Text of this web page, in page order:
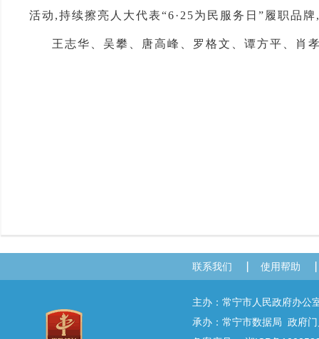
活动,持续擦亮人大代表“6·25为民服务日”履职品
王志华、吴攀、唐高峰、罗格文、谭方平、肖
联系我们 使用帮助
主办：常宁市人民政府办
承办：常宁市数据局 政府